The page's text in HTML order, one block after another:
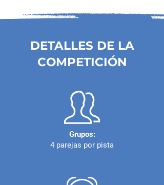
DETALLES DE LA
COMPETICIÓN
Grupos:
4 parejas por pista